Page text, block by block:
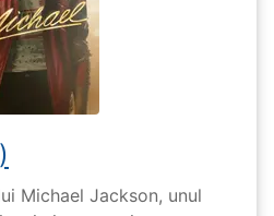
Michael Jackson, unul